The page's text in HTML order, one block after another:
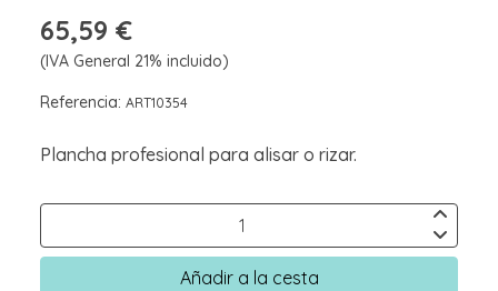
65,59 €
(IVA General 21% incluido)
Referencia: ART10354
Plancha profesional para alisar o rizar.
Añadir a la cesta